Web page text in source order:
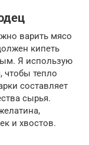
варить мясо
кипеть
Я использую
тепло
составляет
сырья.
и хвостов.